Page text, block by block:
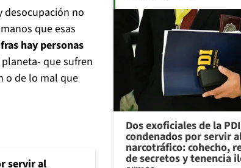
desocupación no
que esas
hay personas
que sufren
o de lo mal que
servir al
Dos exoficiales de la PDI
condenados por servir
narcotráfico: cohecho,
de secretos y tenencia